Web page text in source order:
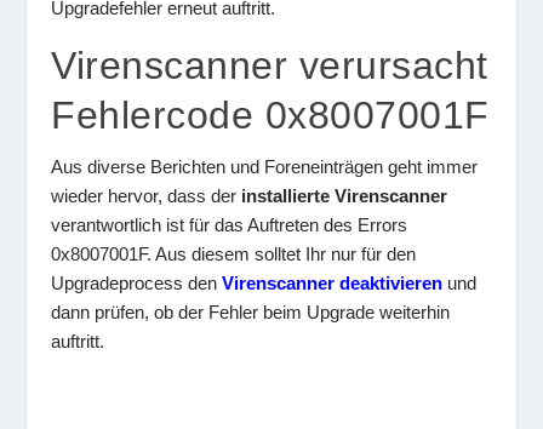
Upgradefehler erneut auftritt.
Virenscanner verursacht
Fehlercode 0x8007001F
Aus diverse Berichten und Foreneinträgen geht immer
wieder hervor, dass der installierte Virenscanner
verantwortlich ist für das Auftreten des Errors
0x8007001F. Aus diesem solltet Ihr nur für den
Upgradeprocess denVirenscanner deaktivieren und
dann prüfen, ob der Fehler beim Upgrade weiterhin
auftritt.